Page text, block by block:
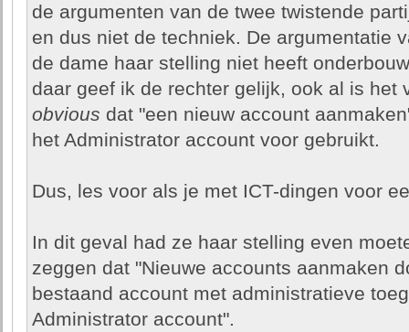
de argumenten van de twee twistende
en dus niet de techniek. De argumentatie
de dame haar stelling niet heeft
daar geef ik de rechter gelijk, ook al is het
obvious dat "een nieuw account
het Administrator account voor gebruikt.
Dus, les voor als je met ICT-dingen voor
In dit geval had ze haar stelling even
zeggen dat "Nieuwe accounts aanmaken
bestaand account met administratieve
Administrator account".